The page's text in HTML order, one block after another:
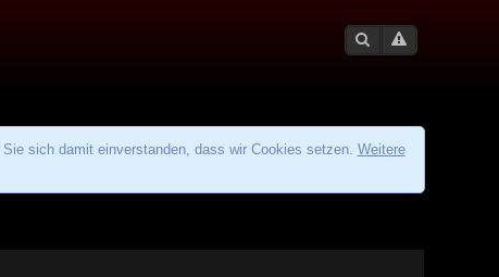
sich damit einverstanden, dass wir Cookies setzen. Weitere